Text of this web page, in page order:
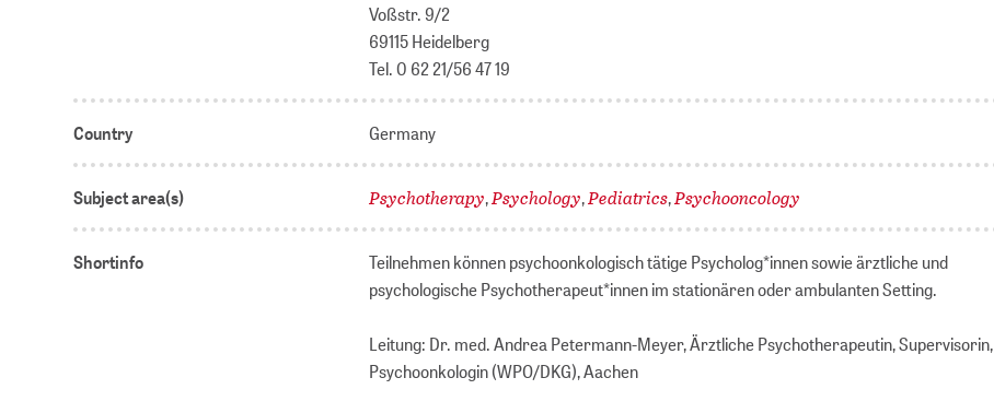
Voßstr. 9/2
69115 Heidelberg
Tel. 0 62 21/56 47 19
Country Germany
Subject area(s) Psychotherapy,Psychology,Pediatrics,Psychooncology
Shortinfo
Teilnehmen können psychoonkologisch tätige Psycholog*innen sowie ärztliche und
psychologische Psychotherapeut*innen im stationären oder ambulanten Setting.
Leitung: Dr. med. Andrea Petermann-Meyer, Ärztliche Psychotherapeutin, Supervisorin,
Psychoonkologin (WPO/DKG), Aachen